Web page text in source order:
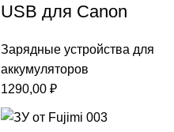
USB для Canon
Зарядные устройства для
аккумуляторов
1290,00 ₽